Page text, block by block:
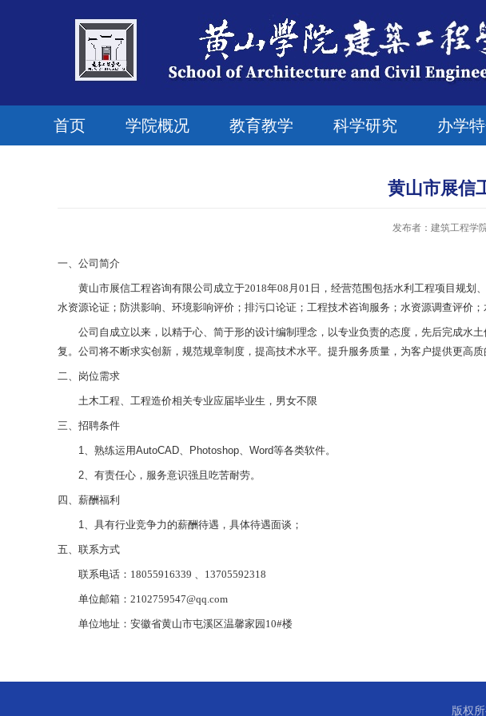
首页 学院概况 教育教学 科学研究 办学
黄山市展信
发布者：建筑工程学
一、公司简介
黄山市展信工程咨询有限公司成立于2018年08月01日，经营范围包括水利工程项目规划
水资源论证；防洪影响、环境影响评价；排污口论证；工程技术咨询服务；水资源调查评价
公司自成立以来，以精于心、简于形的设计编制理念，以专业负责的态度，先后完成水
复。公司将不断求实创新，规范规章制度，提高技术水平。提升服务质量，为客户提供更高质
二、岗位需求
土木工程、工程造价相关专业应届毕业生，男女不限
三、招聘条件
1、熟练运用AutoCAD、Photoshop、Word等各类软件。
2、有责任心，服务意识强且吃苦耐劳。
四、薪酬福利
1、具有行业竞争力的薪酬待遇，具体待遇面谈；
五、 联系方式
联系电话： 18055916339 、13705592318
单位邮箱： 2102759547@qq.com
单位地址：安徽省黄山市屯溪区温馨家园 10#楼
版权